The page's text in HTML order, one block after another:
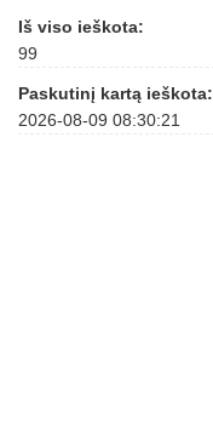
Iš viso ieškota:
99
Paskutinį kartą ieškota:
2026-08-09 08:30:21